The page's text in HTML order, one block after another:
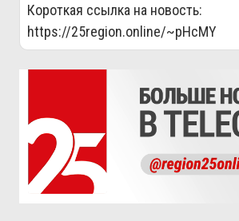
Короткая ссылка на новость:
https://25region.online/~pHcMY